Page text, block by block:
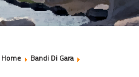
Home
Bandi Di Gara